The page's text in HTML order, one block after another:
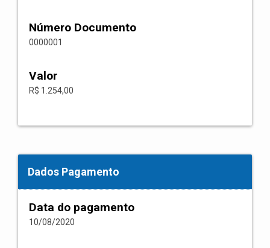
Número Documento
0000001
Valor
R$ 1.254,00
Dados Pagamento
Data do pagamento
10/08/2020